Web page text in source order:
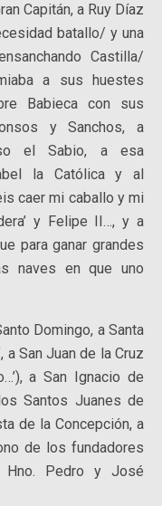
Capitán, a Ruy Díaz
batallo/ y una
Castilla/
a sus huestes
Babieca con sus
y Sanchos, a
el Sabio, a esa
la Católica y al
caer mi caballo y mi
y Felipe II…, y a
para ganar grandes
naves en que uno
Domingo, a Santa
a San Juan de la Cruz
a San Ignacio de
Santos Juanes de
de la Concepción, a
de los fundadores
Pedro y José